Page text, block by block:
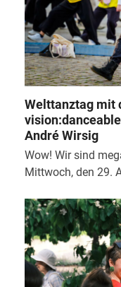
Welttanztag mit
André Wirsig
Wow! Wir sind
Mittwoch, den 29.